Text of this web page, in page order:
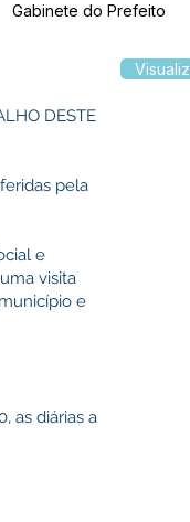
Gabinete do Prefeito
DESTE
pela
e
visita
e
as diárias a